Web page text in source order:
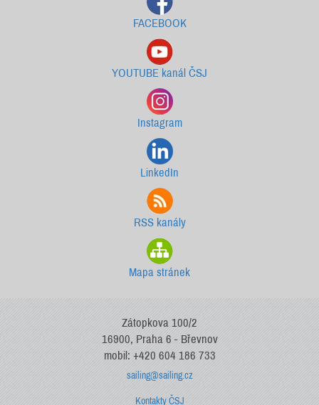
FACEBOOK
YOUTUBE kanál ČSJ
Instagram
LinkedIn
RSS kanály
Mapa stránek
Zátopkova 100/2
16900, Praha 6 - Břevnov
mobil: +420 604 186 733
sailing@sailing.cz
Kontakty ČSJ